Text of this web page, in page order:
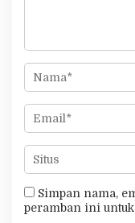
Simpan nama,
peramban ini